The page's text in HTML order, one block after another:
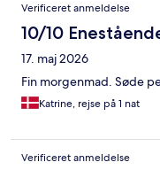
Verificeret anmeldelse
10/10
17. maj 2026
Fin morgenmad. Søde
Katrine, rejse på 1 nat
Verificeret anmeldelse